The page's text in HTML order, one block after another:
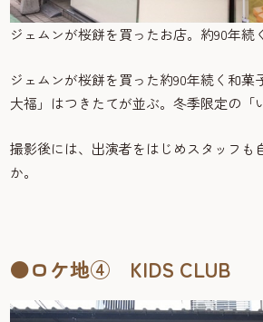
ジェムンが桜餅を買ったお店。約90年続
ジェムンが桜餅を買った約90年続く和菓
大福」はつきたてが並ぶ。冬季限定の「
撮影後には、出演者をはじめスタッフも
か。
●ロケ地④ KIDS CLUB